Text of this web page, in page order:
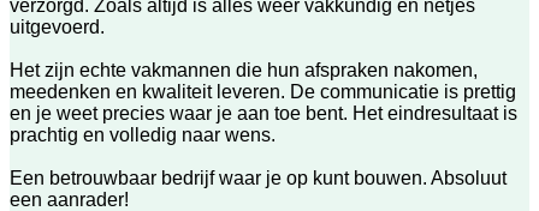
verzorgd. Zoals altijd is alles weer vakkundig en netjes
uitgevoerd.
Het zijn echte vakmannen die hun afspraken nakomen,
meedenken en kwaliteit leveren. De communicatie is prettig
en je weet precies waar je aan toe bent. Het eindresultaat is
prachtig en volledig naar wens.
Een betrouwbaar bedrijf waar je op kunt bouwen. Absoluut
een aanrader!